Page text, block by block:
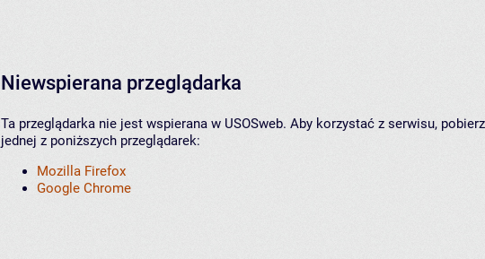
Niewspierana przeglądarka
Ta przeglądarka nie jest wspierana w USOSweb. Aby korzystać z serwisu,
jednej z poniższych przeglądarek:
Mozilla Firefox
Google Chrome